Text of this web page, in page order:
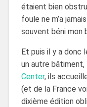
étaient bien
foule ne m’a
souvent béni mon
Et puis il y a donc
un autre
Center, ils
(et de la France
dixième édition